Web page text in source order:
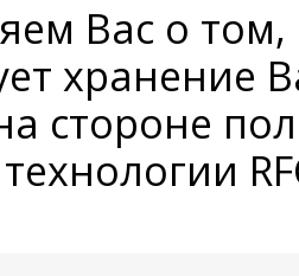
Вас о
хранение
стороне